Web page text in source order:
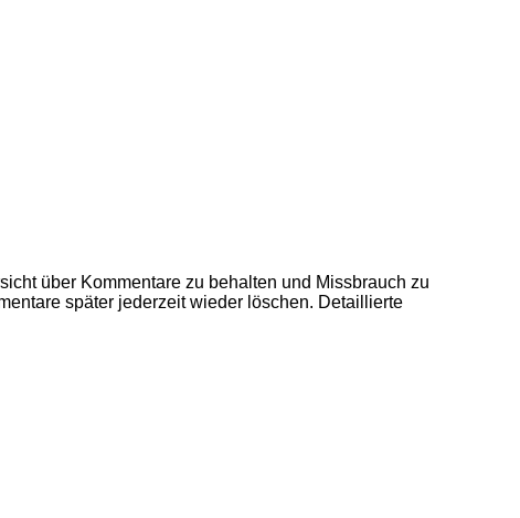
über Kommentare zu behalten und Missbrauch zu
später jederzeit wieder löschen. Detaillierte